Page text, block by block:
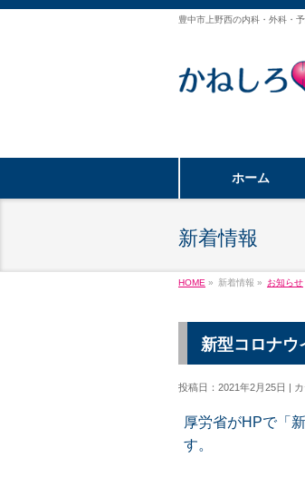
豊中市上野西の内科・外科・
ホーム
新着情報
HOME » 新着情報 » お知らせ
新型コロナウ
投稿日：2021年2月25日 | カ
厚労省がHPで「
す。